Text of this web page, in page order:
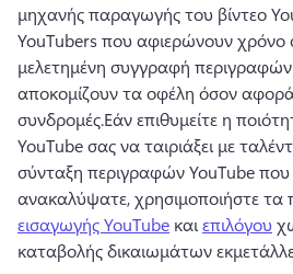
μηχανής παραγωγής του βίντεο
YouTubers που αφιερώνουν χρόνο
μελετημένη συγγραφή περιγραφών
αποκομίζουν τα οφέλη όσον αφορά
συνδρομές.Εάν επιθυμείτε η
YouTube σας να ταιριάξει με
σύνταξη περιγραφών YouTube
ανακαλύψατε, χρησιμοποιήστε τα
εισαγωγής YouTube και επιλόγου
καταβολής δικαιωμάτων